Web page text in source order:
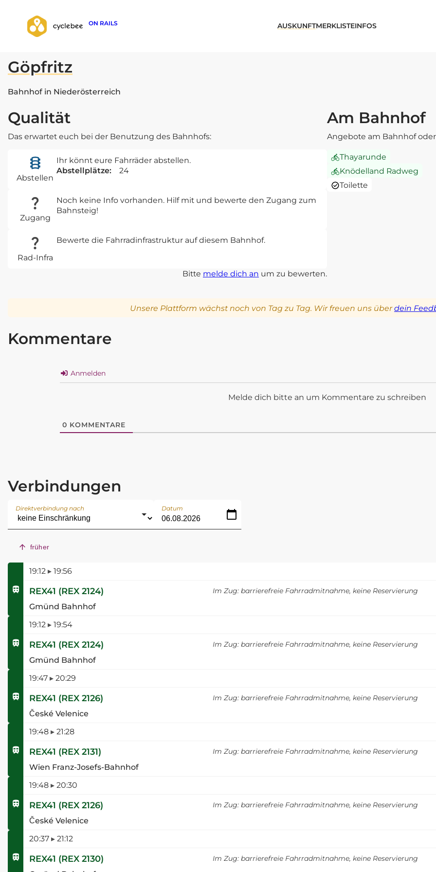
ON RAILS AUSKUNFTMERKLISTEINFOS
zurück zur Suche
Göpfritz
Bahnhof in Niederösterreich
Qualität
Das erwartet euch bei der Benutzung des Bahnhofs:
Abstellen
Ihr könnt eure Fahrräder abstellen.
Abstellplätze:
24
Zugang
Noch keine Info vorhanden. Hilf mit und bewerte den Zugang zum
Bahnsteig!
Rad-Infra
Bewerte die Fahrradinfrastruktur auf diesem Bahnhof.
Bitte melde dich an um zu bewerten.
Am Bahnhof
Angebote am Bahnhof
Thayarunde
Knödelland Radweg
Toilette
Unsere Plattform wächst noch von Tag zu Tag. Wir freuen uns überdein
Kommentare
Anmelden
Melde dich bitte an um Kommentare zu schreiben
0 KOMMENTARE
Verbindungen
Direktverbindung nach Datum
früher
19:12 ▸ 19:56
REX41 (REX 2124)
Gmünd Bahnhof
Im Zug: barrierefreie Fahrradmitnahme, keine Reservierung
19:12 ▸ 19:54
REX41 (REX 2124)
Gmünd Bahnhof
Im Zug: barrierefreie Fahrradmitnahme, keine Reservierung
19:47 ▸ 20:29
REX41 (REX 2126)
České Velenice
Im Zug: barrierefreie Fahrradmitnahme, keine Reservierung
19:48 ▸ 21:28
REX41 (REX 2131)
Wien Franz-Josefs-Bahnhof
Im Zug: barrierefreie Fahrradmitnahme, keine Reservierung
19:48 ▸ 20:30
REX41 (REX 2126)
České Velenice
Im Zug: barrierefreie Fahrradmitnahme, keine Reservierung
20:37 ▸ 21:12
REX41 (REX 2130)
Im Zug: barrierefreie Fahrradmitnahme, keine Reservierung